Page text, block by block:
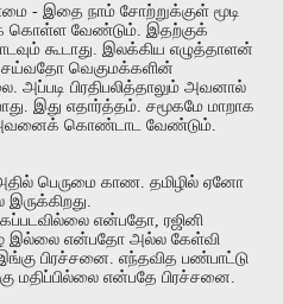
- இதை நாம் சோற்றுக்குள் மூடி
கொள்ள வேண்டும் இதற்குக்
கூடாது இலக்கிய எழுத்தாளன்
வெகுமக்களின்
அப்படி பிரதிபலித்தாலும் அவனால்
இது எதார்த்தம் சமூகமே மாறாக
கொண்டாட வேண்டும்
பெருமை காண தமிழில் ஏனோ
இருக்கிறது
என்பதோ ரஜினி
இல்லை என்பதோ அல்ல கேள்வி
பிரச்சனை எந்தவித பண்பாட்டு
மதிப்பில்லை என்பதே பிரச்சனை